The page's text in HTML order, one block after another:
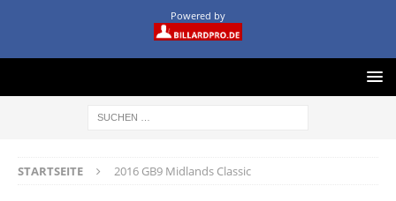
Powered by
STARTSEITE 2016 GB9 Midlands Classic